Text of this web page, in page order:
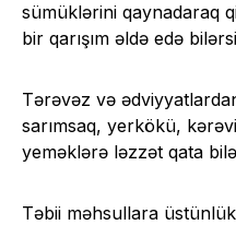
sümüklərini qaynadaraq
bir qarışım əldə edə
Tərəvəz və
sarımsaq, yerkökü,
yeməklərə ləzzət qata
Təbii məhsullara üstünlük